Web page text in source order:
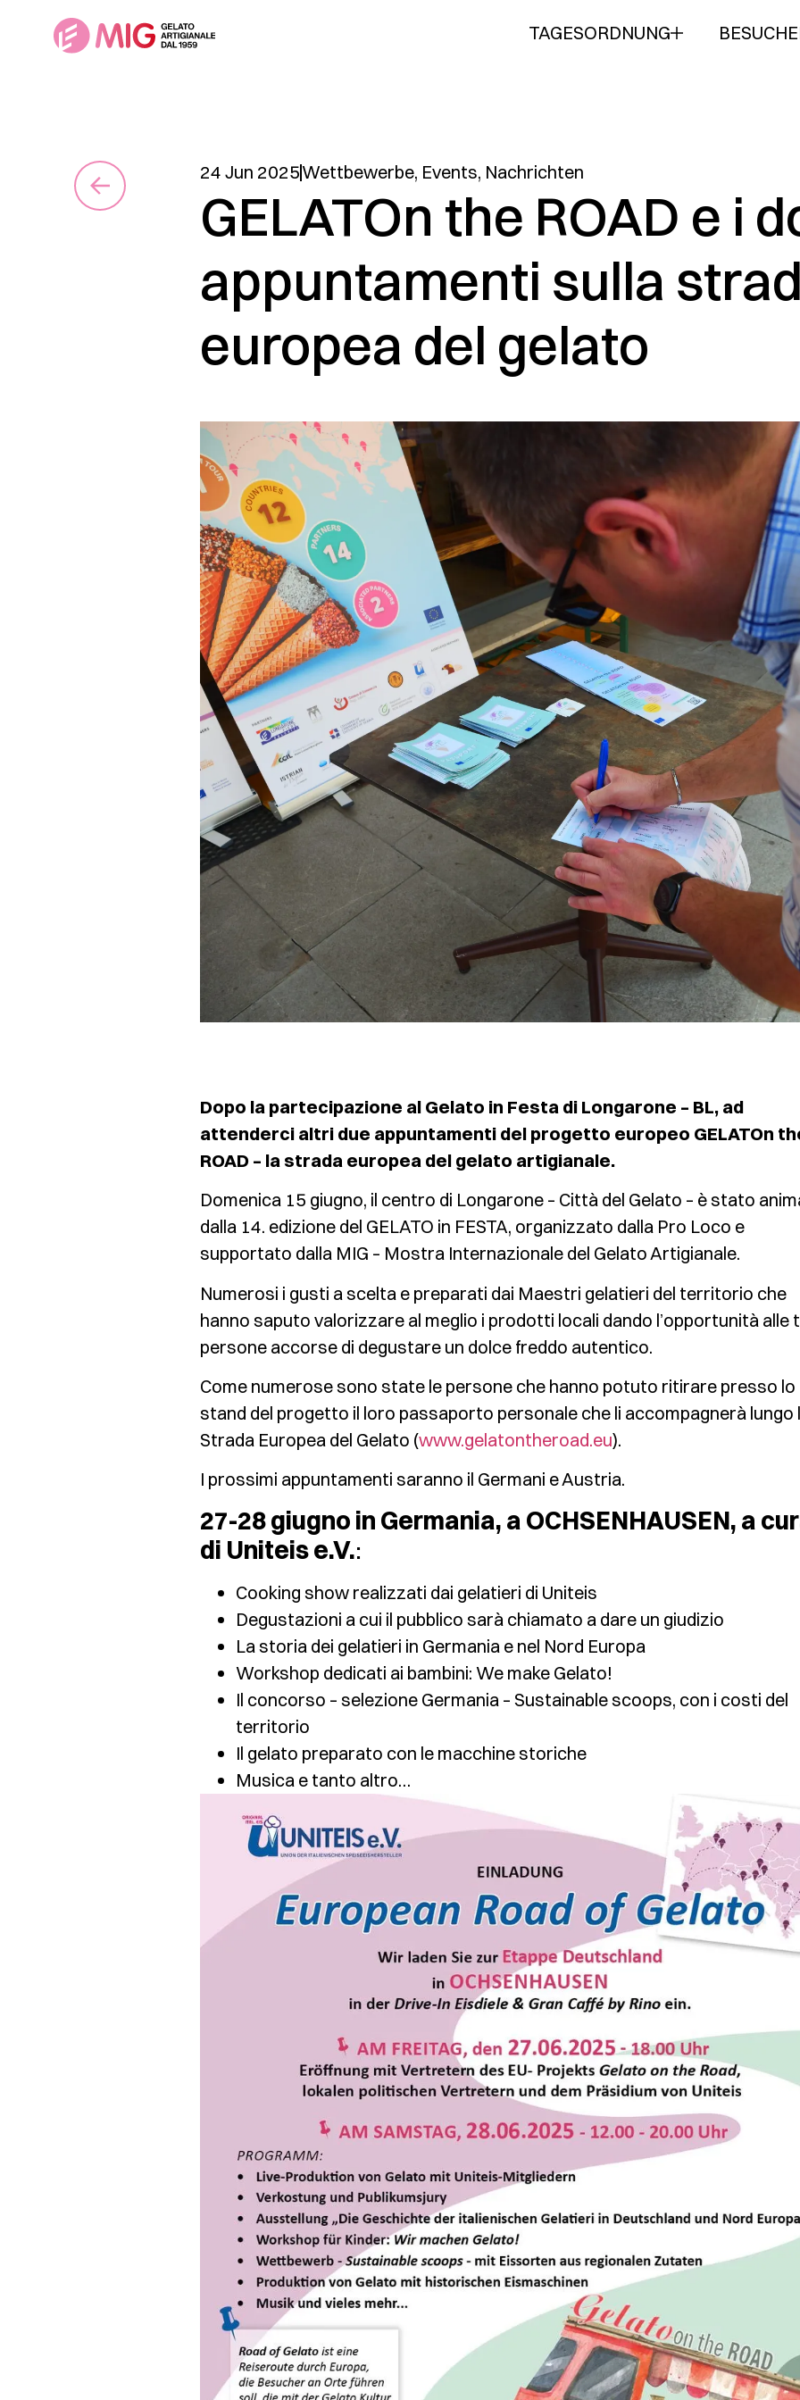
TAGESORDNUNG
24 Jun 2025Wettbewerbe, Events, Nachrichten
GELATOn the ROAD e i
appuntamenti sulla
europea del gelato
Dopo la partecipazione al Gelato in Festa di Longarone – BL, ad
attenderci altri due appuntamenti del progetto europeo GELATOn
ROAD – la strada europea del gelato artigianale.
Domenica 15 giugno, il centro di Longarone – Città del Gelato – è stato
dalla 14. edizione del GELATO in FESTA, organizzato dalla Pro Loco e
supportato dalla MIG – Mostra Internazionale del Gelato Artigianale.
Numerosi i gusti a scelta e preparati dai Maestri gelatieri del territorio che
hanno saputo valorizzare al meglio i prodotti locali dando l’opportunità alle
persone accorse di degustare un dolce freddo autentico.
Come numerose sono state le persone che hanno potuto ritirare presso lo
stand del progetto il loro passaporto personale che li accompagnerà lungo
Strada Europea del Gelato (www.gelatontheroad.eu).
I prossimi appuntamenti saranno il Germani e Austria.
27-28 giugno in Germania, a OCHSENHAUSEN, a
di Uniteis e.V.:
Cooking show realizzati dai gelatieri di Uniteis
Degustazioni a cui il pubblico sarà chiamato a dare un giudizio
La storia dei gelatieri in Germania e nel Nord Europa
Workshop dedicati ai bambini: We make Gelato!
Il concorso – selezione Germania – Sustainable scoops, con i costi del
territorio
Il gelato preparato con le macchine storiche
Musica e tanto altro…